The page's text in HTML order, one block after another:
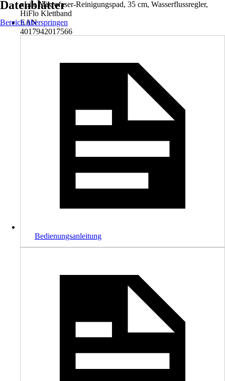
nLite Mikrofaser-Reinigungspad, 35 cm, Wasserflussregler,
HiFlo Klettband
EAN
4017942017566
Datenblätter
Bereich überspringen
Bedienungsanleitung